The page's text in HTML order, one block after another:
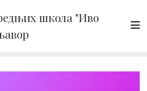
школа "Иво